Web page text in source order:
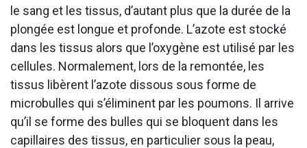
le sang et les tissus, d’autant plus que la durée de la
plongée est longue et profonde. L’azote est stocké
dans les tissus alors que l’oxygène est utilisé par les
cellules. Normalement, lors de la remontée, les
tissus libèrent l’azote dissous sous forme de
microbulles qui s’éliminent par les poumons. Il arrive
qu’il se forme des bulles qui se bloquent dans les
capillaires des tissus, en particulier sous la peau,